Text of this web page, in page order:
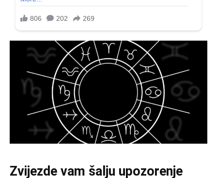
Zvijezde vam šalju upozorenje